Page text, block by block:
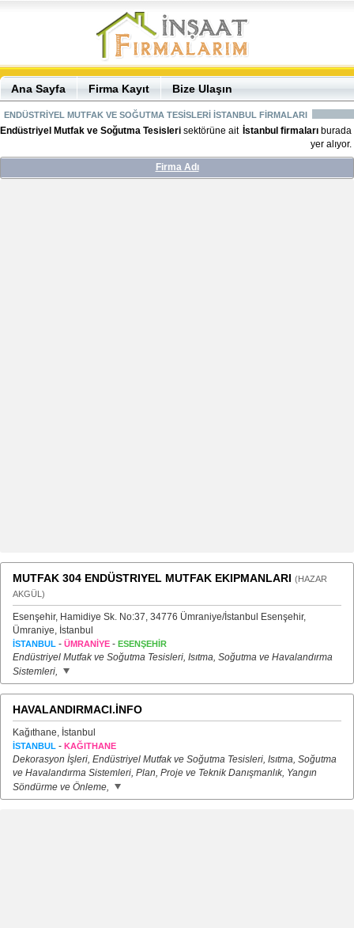
Ana Sayfa Firma Kayıt Bize Ulaşın
ENDÜSTRİYEL MUTFAK VE SOĞUTMA TESİSLERİ İSTANBUL FİRMALARI
Endüstriyel Mutfak ve Soğutma Tesisleri sektörüne ait İstanbul firmaları burada
yer alıyor.
Firma Adı
MUTFAK 304 ENDÜSTRIYEL MUTFAK EKIPMANLARI (HAZAR
AKGÜL)
Esenşehir, Hamidiye Sk. No:37, 34776 Ümraniye/İstanbul Esenşehir,
Ümraniye, İstanbul
İSTANBUL - ÜMRANİYE - ESENŞEHİR
Endüstriyel Mutfak ve Soğutma Tesisleri, Isıtma, Soğutma ve Havalandırma
Sistemleri,
HAVALANDIRMACI.İNFO
Kağıthane, İstanbul
İSTANBUL - KAĞITHANE
Dekorasyon İşleri, Endüstriyel Mutfak ve Soğutma Tesisleri, Isıtma, Soğutma
ve Havalandırma Sistemleri, Plan, Proje ve Teknik Danışmanlık, Yangın
Söndürme ve Önleme,